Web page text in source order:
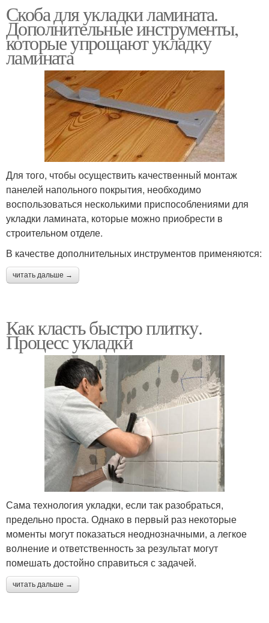
Скоба для укладки ламината.
Дополнительные инструменты,
которые упрощают укладку
ламината
Для того, чтобы осуществить качественный монтаж
панелей напольного покрытия, необходимо
воспользоваться несколькими приспособлениями для
укладки ламината, которые можно приобрести в
строительном отделе.
В качестве дополнительных инструментов применяются:
читать дальше →
Как класть быстро плитку.
Процесс укладки
Сама технология укладки, если так разобраться,
предельно проста. Однако в первый раз некоторые
моменты могут показаться неоднозначными, а легкое
волнение и ответственность за результат могут
помешать достойно справиться с задачей.
читать дальше →